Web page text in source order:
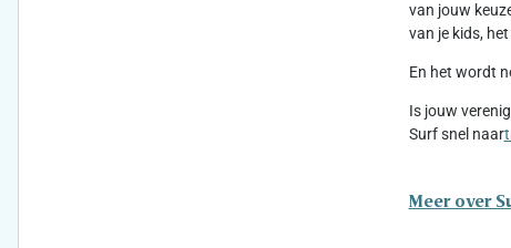
van jouw
van je kids,
En het wordt
Is jouw
Surf snel naar
Meer over